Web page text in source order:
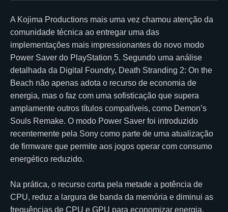
A Kojima Productions mais uma vez chamou atenção da
comunidade técnica ao entregar uma das
implementações mais impressionantes do novo modo
Power Saver do PlayStation 5. Segundo uma análise
detalhada da Digital Foundry, Death Stranding 2: On the
Beach não apenas adota o recurso de economia de
energia, mas o faz com uma sofisticação que supera
amplamente outros títulos compatíveis, como Demon’s
Souls Remake. O modo Power Saver foi introduzido
recentemente pela Sony como parte de uma atualização
de firmware que permite aos jogos operar com consumo
energético reduzido.
Na prática, o recurso corta pela metade a potência de
CPU, reduz a largura de banda da memória e diminui as
frequências de CPU e GPU para economizar energia,